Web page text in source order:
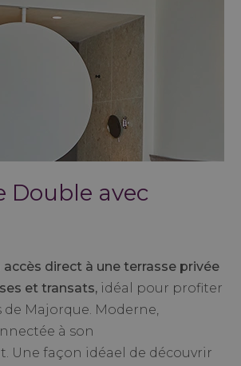
Double avec
accès direct à une terrasse privée
et transats,idéal pour profiter
Majorque. Moderne,
à son
Une façon idéael de découvrir